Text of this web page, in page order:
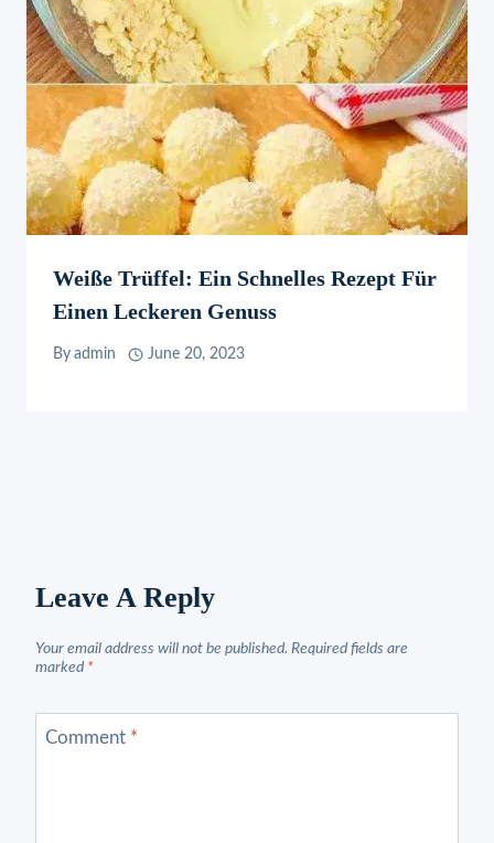
Weiße Trüffel: Ein Schnelles Rezept Für
Einen Leckeren Genuss
By admin June 20, 2023
Leave A Reply
Your email address will not be published. Required fields are
marked *
Comment *